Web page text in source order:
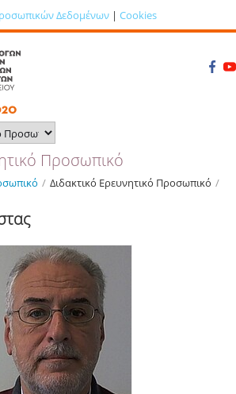
Δεδομένων | Cookies
Προσωπικό
/ Διδακτικό Ερευνητικό Προσωπικό /